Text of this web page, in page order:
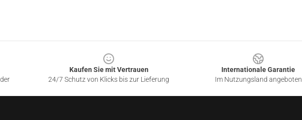
Kaufen Sie mit Vertrauen
24/7 Schutz von Klicks bis zur Lieferung
Internationale Garantie
Im Nutzungsland angeboten